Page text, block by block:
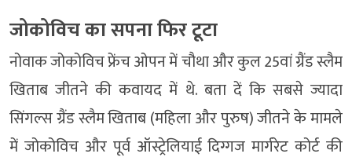
जोकोविच का सपना फिर टूटा
नोवाक जोकोविच फ्रेंच ओपन में चौथा और कुल 25वां ग्रैंड स्लैम
खिताब जीतने की कवायद में थे. बता दें कि सबसे ज्यादा
सिंगल्स ग्रैंड स्लैम खिताब (महिला और पुरुष) जीतने के मामले
में जोकोविच और पूर्व ऑस्ट्रेलियाई दिग्गज मार्गरेट कोर्ट की